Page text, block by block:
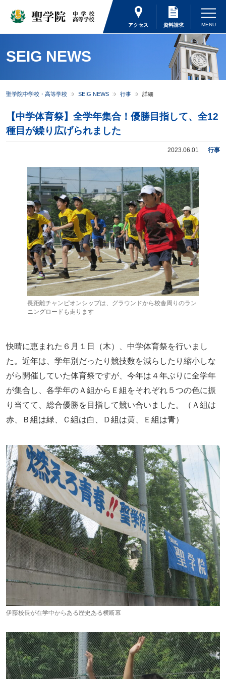
アクセス 資料請求
SEIG NEWS
聖学院中学校・高等学校 SEIG NEWS 行事 詳細
【中学体育祭】全学年集合！優勝目指して、全12
種目が繰り広げられました
2023.06.01 行事
長距離チャンピオンシップは、グラウンドから校舎周りのラン
ニングロードも走ります
快晴に恵まれた６月１日（木）、中学体育祭を行いまし
た。近年は、学年別だったり競技数を減らしたり縮小しな
がら開催していた体育祭ですが、今年は４年ぶりに全学年
が集合し、各学年のＡ組からＥ組をそれぞれ５つの色に振
り当てて、総合優勝を目指して競い合いました。（Ａ組は
赤、Ｂ組は緑、Ｃ組は白、Ｄ組は黄、Ｅ組は青）
伊藤校長が在学中からある歴史ある横断幕